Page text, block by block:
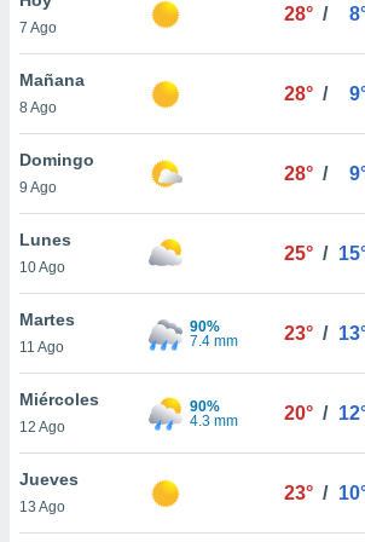
en
más
nuestra
de
cookies
aceptar
7 Ago
28° /
Mañana
8 Ago
28° /
Domingo
9 Ago
28° /
Lunes
10 Ago
25° /
Martes
11 Ago
90%
7.4 mm
23° /
Miércoles
12 Ago
90%
4.3 mm
20° /
Jueves
13 Ago
23° /